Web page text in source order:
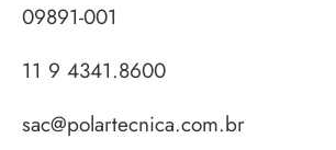
09891-001
11 9 4341.8600
sac@polartecnica.com.br